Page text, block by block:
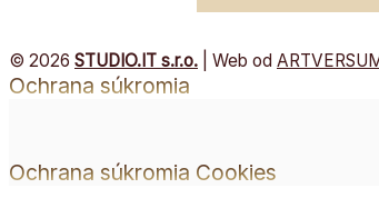
© 2026 STUDIO.IT s.r.o. | Web od
Ochrana súkromia
Ochrana súkromia Cookies